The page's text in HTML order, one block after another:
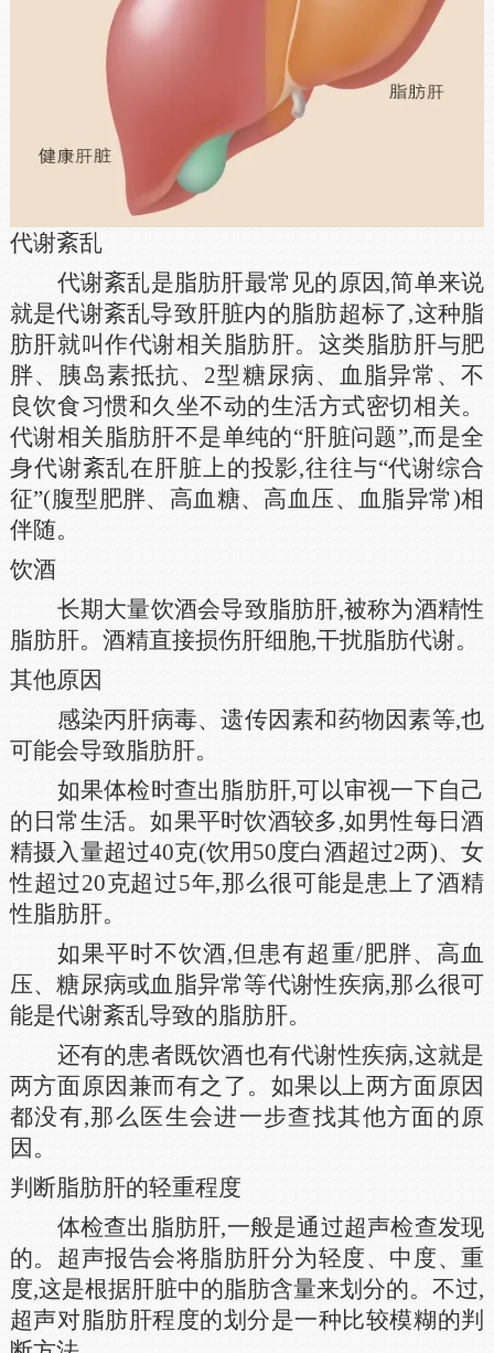
代谢紊乱
代谢紊乱是脂肪肝最常见的原因,简单来说
就是代谢紊乱导致肝脏内的脂肪超标了,这种脂
肪肝就叫作代谢相关脂肪肝。这类脂肪肝与肥
胖、胰岛素抵抗、2型糖尿病、血脂异常、不
良饮食习惯和久坐不动的生活方式密切相关。
代谢相关脂肪肝不是单纯的“肝脏问题”,而是全
身代谢紊乱在肝脏上的投影,往往与“代谢综合
征”(腹型肥胖、高血糖、高血压、血脂异常)相
伴随。
饮酒
长期大量饮酒会导致脂肪肝,被称为酒精性
脂肪肝。酒精直接损伤肝细胞,干扰脂肪代谢。
其他原因
感染丙肝病毒、遗传因素和药物因素等,也
可能会导致脂肪肝。
如果体检时查出脂肪肝,可以审视一下自己
的日常生活。如果平时饮酒较多,如男性每日酒
精摄入量超过40克(饮用50度白酒超过2两)、女
性超过20克超过5年,那么很可能是患上了酒精
性脂肪肝。
如果平时不饮酒,但患有超重/肥胖、高血
压、糖尿病或血脂异常等代谢性疾病,那么很可
能是代谢紊乱导致的脂肪肝。
还有的患者既饮酒也有代谢性疾病,这就是
两方面原因兼而有之了。如果以上两方面原因
都没有,那么医生会进一步查找其他方面的原
因。
判断脂肪肝的轻重程度
体检查出脂肪肝,一般是通过超声检查发现
的。超声报告会将脂肪肝分为轻度、中度、重
度,这是根据肝脏中的脂肪含量来划分的。不过,
超声对脂肪肝程度的划分是一种比较模糊的判